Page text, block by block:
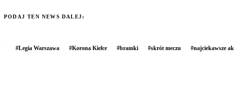
PODAJ TEN NEWS DALEJ:
#Legia Warszawa #Korona Kielce #bramki #skrót meczu #najciekawsze